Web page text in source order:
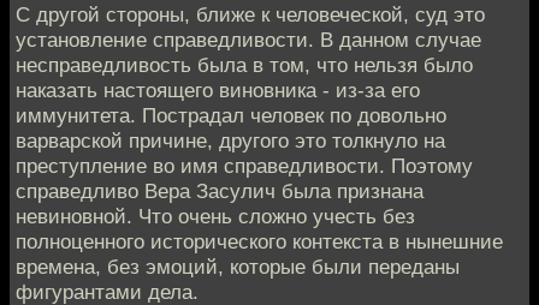
С другой стороны, ближе к человеческой, суд это
установление справедливости. В данном случае
несправедливость была в том, что нельзя было
наказать настоящего виновника - из-за его
иммунитета. Пострадал человек по довольно
варварской причине, другого это толкнуло на
преступление во имя справедливости. Поэтому
справедливо Вера Засулич была признана
невиновной. Что очень сложно учесть без
полноценного исторического контекста в нынешние
времена, без эмоций, которые были переданы
фигурантами дела.